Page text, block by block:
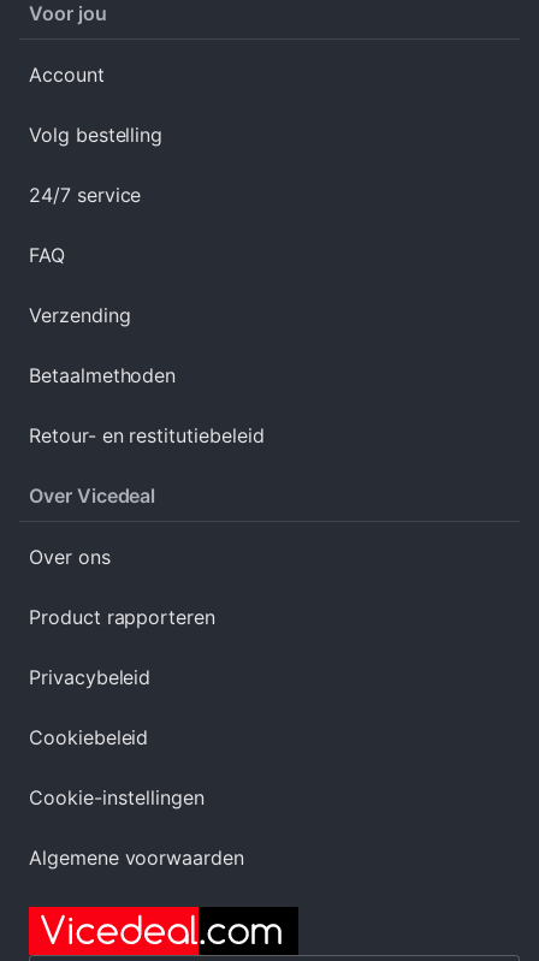
Voor jou
Account
Volg bestelling
24/7 service
FAQ
Verzending
Betaalmethoden
Retour- en restitutiebeleid
Over Vicedeal
Over ons
Product rapporteren
Privacybeleid
Cookiebeleid
Cookie-instellingen
Algemene voorwaarden